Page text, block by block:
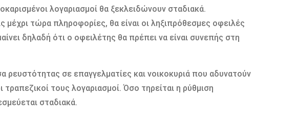
λογαριασμοί θα ξεκλειδώνουν σταδιακά.
τώρα πληροφορίες, θα είναι οι ληξιπρόθεσμες οφειλές
δηλαδή ότι ο οφειλέτης θα πρέπει να είναι συνεπής στη
ρευστότητας σε επαγγελματίες και νοικοκυριά που αδυνατούν
τους λογαριασμοί. Όσο τηρείται η ρύθμιση
σταδιακά.